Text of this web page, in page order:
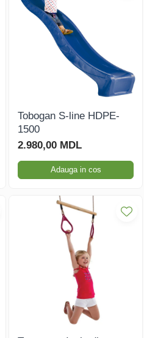
Tobogan S-line HDPE-
1500
2.980,00 MDL
Adauga in cos